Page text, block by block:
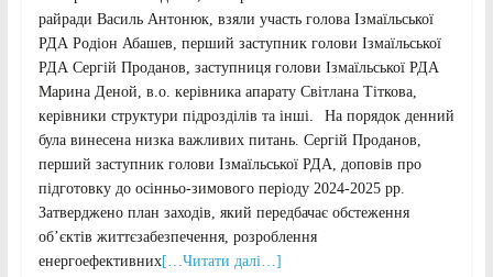
райради Василь Антонюк, взяли участь голова Ізмаїльської
РДА Родіон Абашев, перший заступник голови Ізмаїльської
РДА Сергій Проданов, заступниця голови Ізмаїльської РДА
Марина Деной, в.о. керівника апарату Світлана Тіткова,
керівники структури підрозділів та інші.⠀На порядок денний
була винесена низка важливих питань. Сергій Проданов,
перший заступник голови Ізмаїльської РДА, доповів про
підготовку до осінньо-зимового періоду 2024-2025 рр.
Затверджено план заходів, який передбачає обстеження
об’єктів життєзабезпечення, розроблення
енергоефективних[…Читати далі…]